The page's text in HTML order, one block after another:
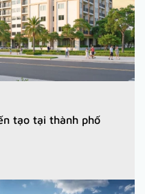
tạo tại thành phố